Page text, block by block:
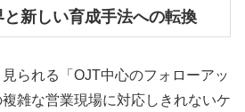
新しい育成手法への転換
られる「OJT中心のフォローアッ
雑な営業現場に対応しきれないケ